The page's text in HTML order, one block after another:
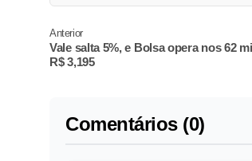
Anterior
Vale salta 5%, e Bolsa opera nos 62
R$ 3,195
Comentários (0)